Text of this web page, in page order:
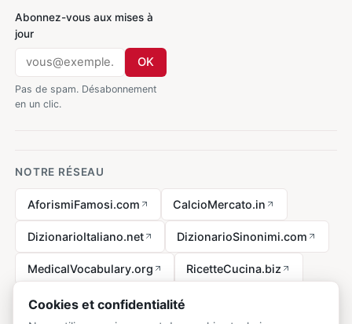
Abonnez-vous aux mises à
jour
OK
Pas de spam. Désabonnement
en un clic.
NOTRE RÉSEAU
AforismiFamosi.com CalcioMercato.in
DizionarioItaliano.net DizionarioSinonimi.com
MedicalVocabulary.org RicetteCucina.biz
VocabolarioMedico.com
Cookies et confidentialité